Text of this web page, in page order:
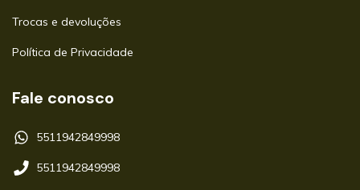
Trocas e devoluções
Política de Privacidade
Fale conosco
5511942849998
5511942849998